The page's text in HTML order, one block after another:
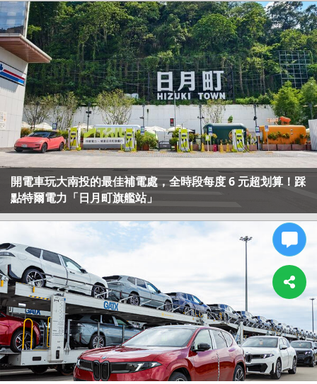
開電車玩大南投的最佳補電處，全時段每度 6 元超划算！踩
點特爾電力「日月町旗艦站」